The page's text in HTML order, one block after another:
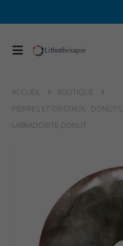
ACCUEIL
BOUTIQUE
PIERRES ET CRISTAUX, DONUTS,
LABRADORITE DONUT